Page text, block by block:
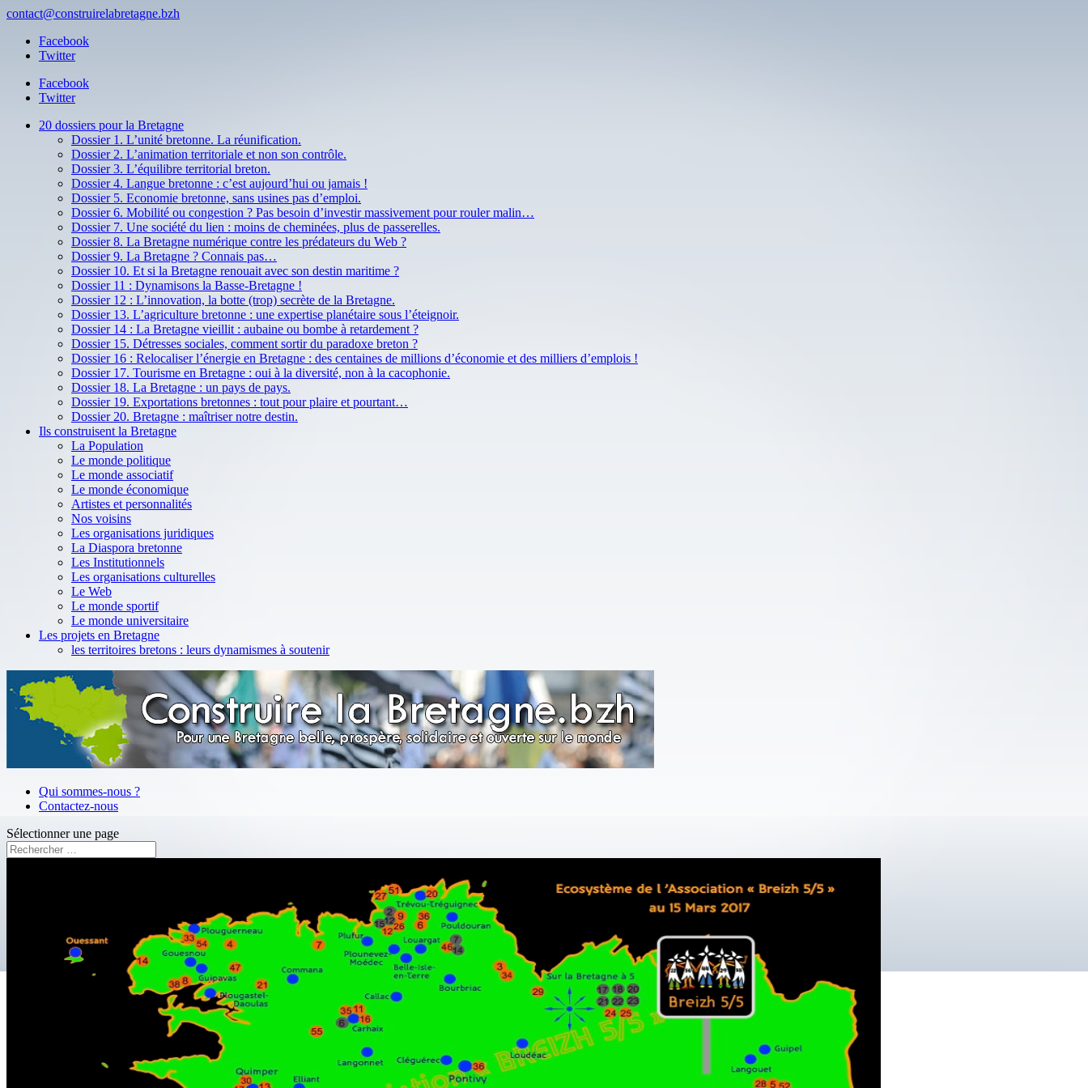
contact@construirelabretagne.bzh
Facebook
Twitter
Facebook
Twitter
20 dossiers pour la Bretagne
Dossier 1. L’unité bretonne. La réunification.
Dossier 2. L’animation territoriale et non son contrôle.
Dossier 3. L’équilibre territorial breton.
Dossier 4. Langue bretonne : c’est aujourd’hui ou jamais !
Dossier 5. Economie bretonne, sans usines pas d’emploi.
Dossier 6. Mobilité ou congestion ? Pas besoin d’investir massivement pour rouler malin…
Dossier 7. Une société du lien : moins de cheminées, plus de passerelles.
Dossier 8. La Bretagne numérique contre les prédateurs du Web ?
Dossier 9. La Bretagne ? Connais pas…
Dossier 10. Et si la Bretagne renouait avec son destin maritime ?
Dossier 11 : Dynamisons la Basse-Bretagne !
Dossier 12 : L’innovation, la botte (trop) secrète de la Bretagne.
Dossier 13. L’agriculture bretonne : une expertise planétaire sous l’éteignoir.
Dossier 14 : La Bretagne vieillit : aubaine ou bombe à retardement ?
Dossier 15. Détresses sociales, comment sortir du paradoxe breton ?
Dossier 16 : Relocaliser l’énergie en Bretagne : des centaines de millions d’économie et des milliers d’emplois !
Dossier 17. Tourisme en Bretagne : oui à la diversité, non à la cacophonie.
Dossier 18. La Bretagne : un pays de pays.
Dossier 19. Exportations bretonnes : tout pour plaire et pourtant…
Dossier 20. Bretagne : maîtriser notre destin.
Ils construisent la Bretagne
La Population
Le monde politique
Le monde associatif
Le monde économique
Artistes et personnalités
Nos voisins
Les organisations juridiques
La Diaspora bretonne
Les Institutionnels
Les organisations culturelles
Le Web
Le monde sportif
Le monde universitaire
Les projets en Bretagne
les territoires bretons : leurs dynamismes à soutenir
Qui sommes-nous ?
Contactez-nous
Sélectionner une page